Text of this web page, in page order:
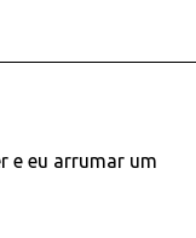
e eu arrumar um